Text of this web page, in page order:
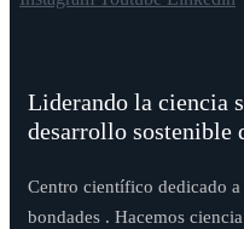
Liderando la ciencia
desarrollo sostenible
Centro científico dedicado
bondades . Hacemos